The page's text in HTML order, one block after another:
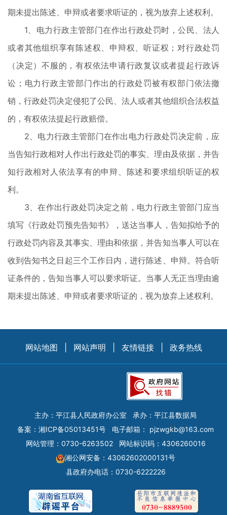
期未提出陈述、申辩或者要求听证的，视为放弃上述权利。
1、电力行政主管部门在作出行政处罚时，公民、法人
或者其他组织享有陈述权、申辩权、听证权；对行政处罚
（决定）不服的，有权依法申请行政复议或者提起行政诉
讼；电力行政主管部门作出的行政处罚被有权部门依法撤
销，行政处罚决定侵犯了公民、法人或者其他组织合法权益
的，有权依法提起行政赔偿。
2、电力行政主管部门在作出电力行政处罚决定前，应
当告知行政相对人作出行政处罚的事实、理由及依据，并告
知行政相对人依法享有的申辩、陈述和要求组织听证的权
利。
3、在作出行政处罚决定之前，电力行政主管部门应当
填写《行政处罚预先告知书》，送达当事人，告知拟给予的
行政处罚内容及其事实、理由和依据，并告知当事人可以在
收到告知书之日起三个工作日内，进行陈述、申辩。符合听
证条件的，告知当事人可以要求听证。当事人无正当理由逾
期未提出陈述、申辩或者要求听证的，视为放弃上述权利。
网站地图 网站声明 友情链接 政务热线
主办：平江县人民政府办公室
承办：平江县数据局
备案： 湘ICP备05013451号 电子邮箱： pjzwgkb@163.com
网站管理：0730-6263502
网站标识码：4306260016
湘公网安备：43062602000131号
县政府办电话：0730-6222226